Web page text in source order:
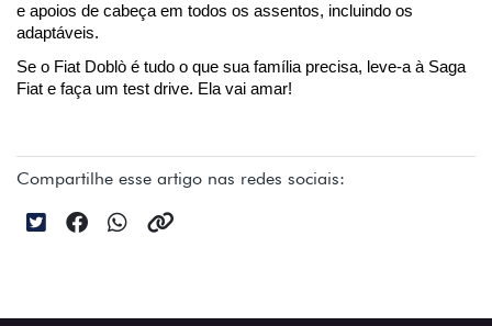
e apoios de cabeça em todos os assentos, incluindo os
adaptáveis.
Se o Fiat Doblò é tudo o que sua família precisa, leve-a à Saga
Fiat e faça um test drive. Ela vai amar!
Compartilhe esse artigo nas redes sociais: